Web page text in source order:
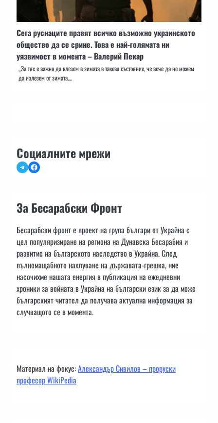
Сега руснаците правят всичко възможно украинското
общество да се срине. Това е най-голямата ни
уязвимост в момента – Валерий Пекар
„За тях е важно да влезем в зимата в такова състояние, че вече да не можем
да излезем от зимата.…
Социалните мрежи
TelegramFacebook
За Бесарабски Фронт
Бесарабски фронт е проект на група българи от Украйна с
цел популяризиране на региона на Дунавска Бесарабия и
развитие на българското наследство в Украйна. След
пълномащабното нахлуване на държавата-грешка, ние
насочихме нашата енергия в публикация на ежедневни
хроники за войната в Украйна на български език за да може
българският читател да получава актуална информация за
случващото се в момента.
Материал на фокус:Александър Сивилов – проруски
професор WikiPedia